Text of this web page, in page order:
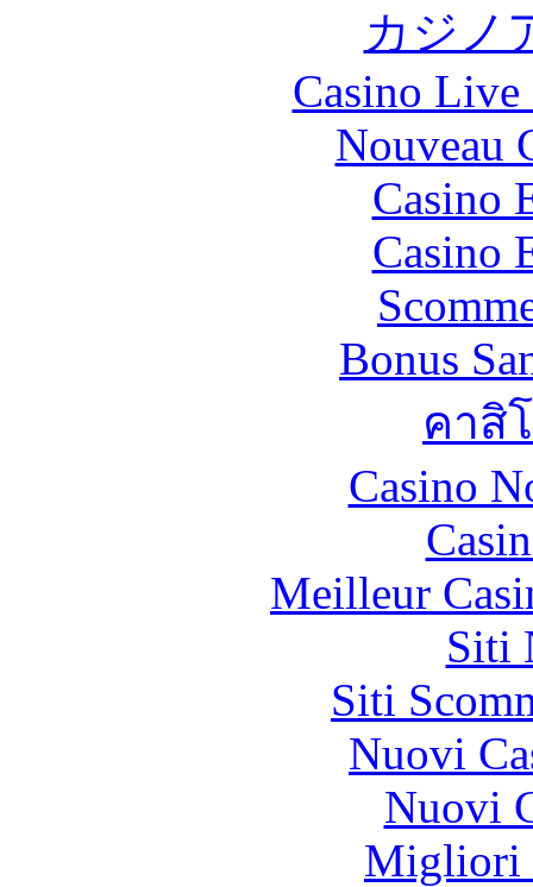
カジノ
Casino Live
Nouveau
Casino
Casino
Bonus
คาสิ
Casino
Meilleur
Siti
Siti
Nuovi
Nuovi
Migliori